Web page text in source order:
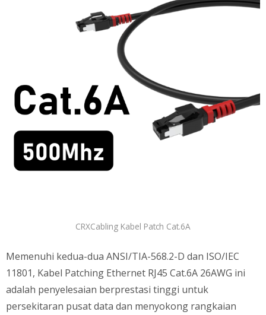
CRXCabling Kabel Patch Cat.6A
Memenuhi kedua-dua ANSI/TIA-568.2-D dan ISO/IEC
11801, Kabel Patching Ethernet RJ45 Cat.6A 26AWG ini
adalah penyelesaian berprestasi tinggi untuk
persekitaran pusat data dan menyokong rangkaian